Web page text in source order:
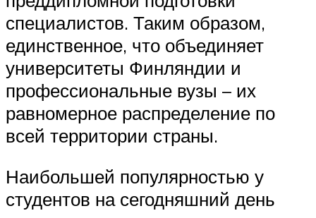
специалистов. Таким образом,
единственное, что объединяет
университеты Финляндии и
профессиональные вузы – их
равномерное распределение по
всей территории страны.
Наибольшей популярностью у
студентов на сегодняшний день